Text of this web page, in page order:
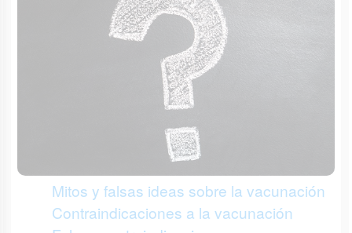
Mitos y falsas ideas sobre la vacunación
Contraindicaciones a la vacunación